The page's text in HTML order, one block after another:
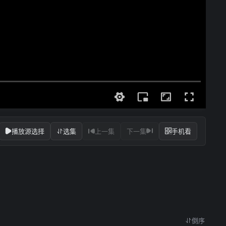
播放源选择 选集 上一集 下一集 手机看
倒序